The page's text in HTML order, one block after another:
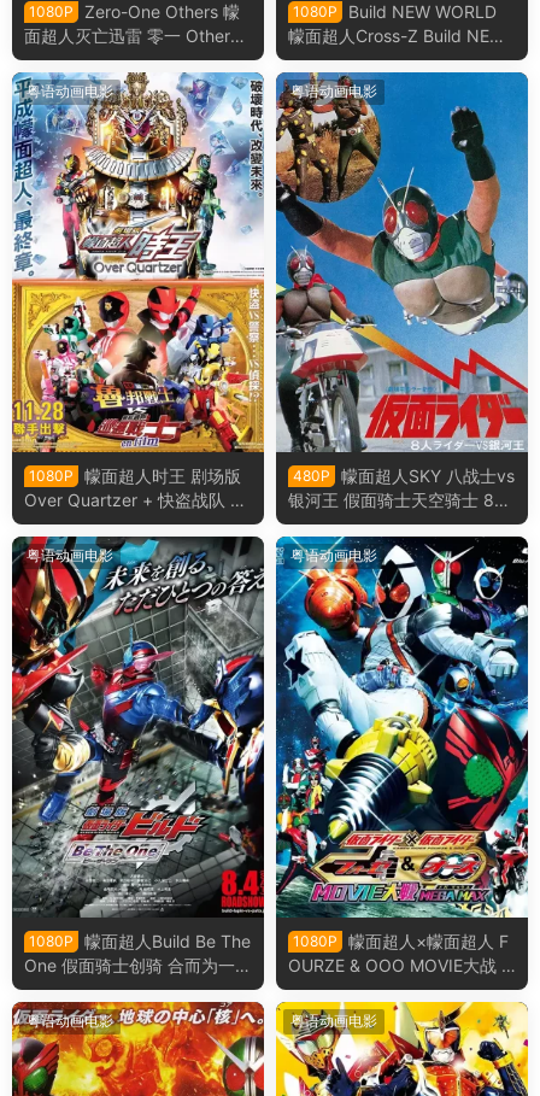
1080P
Zero-One Others 幪
面超人灭亡迅雷 零一 Others
假面骑士灭亡迅雷粤语版
1080P
Build NEW WORLD
幪面超人Cross-Z Build NEW
WORLD 假面骑士Cross-Z粤
语版
粤语动画电影
1080P
幪面超人时王 剧场版
Over Quartzer + 快盗战队 鲁
邦战士 VS 警察战队 巡逻战士
en film粤语版
粤语动画电影
480P
幪面超人SKY 八战士vs
银河王 假面骑士天空骑士 8大
骑士vs银河王粤语版
粤语动画电影
1080P
幪面超人Build Be The
One 假面骑士创骑 合而为一粤
语版
粤语动画电影
1080P
幪面超人×幪面超人 F
OURZE & OOO MOVIE大战 M
EGA MAX 假面骑士×假面骑士
OOO & FOURZE MOVIE大战
MEGA MAX粤语版
粤语动画电影 粤语动画电影